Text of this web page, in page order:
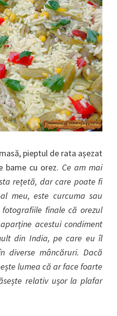
pieptul de rata așezat
bame cu orez. Ce am mai
rețetă, dar care poate fi
meu, este curcuma sau
finale că orezul
acestui condiment
din India, pe care eu îl
diverse mâncăruri. Dacă
lumea că ar face foarte
relativ ușor la plafar